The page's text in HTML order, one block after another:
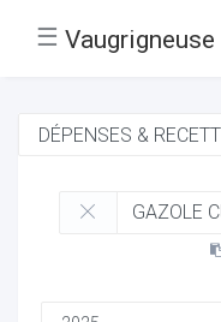
☰ Vaugrigneuse